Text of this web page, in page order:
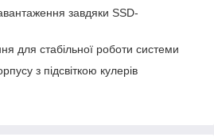
завдяки SSD-
для стабільної роботи системи
з підсвіткою кулерів